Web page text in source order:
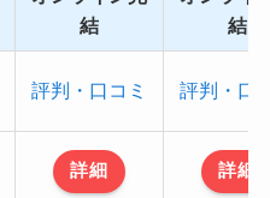
結
結
評判・口コミ 評判・口
詳細 詳細